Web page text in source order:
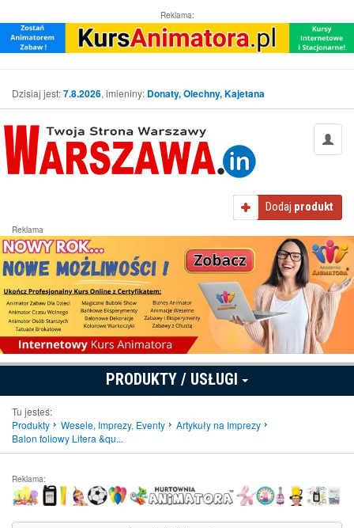
Reklama:
Dzisiaj jest:7.8.2026, imieniny: Donaty, Olechny, Kajetana
Dodaj produkt
Reklama
PRODUKTY / USŁUGI
Tu jesteś:
Produkty
Wesele, Imprezy, Eventy
Artykuły na Imprezy
Balon foliowy Litera &qu...
Reklama: